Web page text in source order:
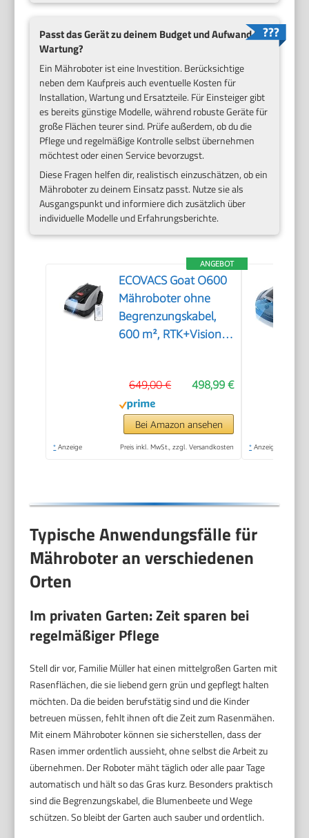
Passt das Gerät zu deinem Budget und Aufwand für
Wartung?
Ein Mähroboter ist eine Investition. Berücksichtige
neben dem Kaufpreis auch eventuelle Kosten für
Installation, Wartung und Ersatzteile. Für Einsteiger gibt
es bereits günstige Modelle, während robuste Geräte für
große Flächen teurer sind. Prüfe außerdem, ob du die
Pflege und regelmäßige Kontrolle selbst übernehmen
möchtest oder einen Service bevorzugst.
Diese Fragen helfen dir, realistisch einzuschätzen, ob ein
Mähroboter zu deinem Einsatz passt. Nutze sie als
Ausgangspunkt und informiere dich zusätzlich über
individuelle Modelle und Erfahrungsberichte.
ANGEBOT
ECOVACS Goat O600
Mähroboter ohne
Begrenzungskabel,
600 m², RTK+Vision-
Hindernisvermeidung,
App Steuerung,
passiert 0,7 m
schmale Stellen
498,99 €
649,00 €
Bei Amazon ansehen
* Anzeige Preis inkl. MwSt., zzgl. Versandkosten * Anzeige
Typische Anwendungsfälle für
Mähroboter an verschiedenen
Orten
Im privaten Garten: Zeit sparen bei
regelmäßiger Pflege
Stell dir vor, Familie Müller hat einen mittelgroßen Garten mit
Rasenflächen, die sie liebend gern grün und gepflegt halten
möchten. Da die beiden berufstätig sind und die Kinder
betreuen müssen, fehlt ihnen oft die Zeit zum Rasenmähen.
Mit einem Mähroboter können sie sicherstellen, dass der
Rasen immer ordentlich aussieht, ohne selbst die Arbeit zu
übernehmen. Der Roboter mäht täglich oder alle paar Tage
automatisch und hält so das Gras kurz. Besonders praktisch
sind die Begrenzungskabel, die Blumenbeete und Wege
schützen. So bleibt der Garten auch sauber und ordentlich.